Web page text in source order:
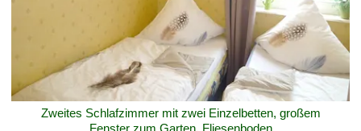
Zweites Schlafzimmer mit zwei Einzelbetten, großem
Fenster zum Garten, Fliesenboden